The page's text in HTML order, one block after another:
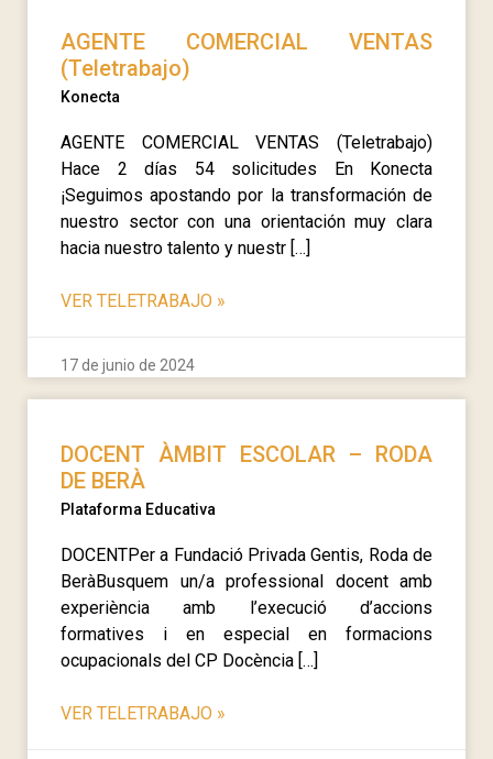
AGENTE COMERCIAL VENTAS
(Teletrabajo)
Konecta
AGENTE COMERCIAL VENTAS (Teletrabajo)
Hace 2 días 54 solicitudes En Konecta
¡Seguimos apostando por la transformación de
nuestro sector con una orientación muy clara
hacia nuestro talento y nuestr […]
VER TELETRABAJO »
17 de junio de 2024
DOCENT ÀMBIT ESCOLAR – RODA
DE BERÀ
Plataforma Educativa
DOCENTPer a Fundació Privada Gentis, Roda de
BeràBusquem un/a professional docent amb
experiència amb l’execució d’accions
formatives i en especial en formacions
ocupacionals del CP Docència […]
VER TELETRABAJO »